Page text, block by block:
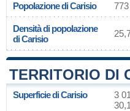
Popolazione di Carisio
Densità di popolazione
di Carisio
TERRITORIO DI
Superficie di Carisio
3